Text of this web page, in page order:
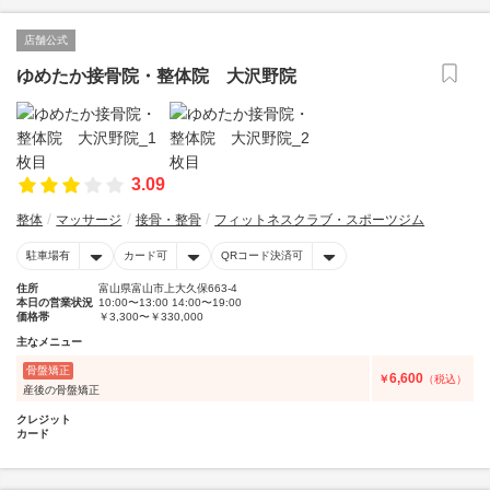
店舗公式
ゆめたか接骨院・整体院 大沢野院
3.09
整体 マッサージ 接骨・整骨 フィットネスクラブ・スポーツジム
駐車場有 カード可 QRコード決済可
住所
富山県富山市上大久保663-4
本日の営業状況 10:00〜13:00 14:00〜19:00
価格帯
￥3,300〜￥330,000
主なメニュー
骨盤矯正
産後の骨盤矯正
￥6,600 （税込）
クレジット
カード